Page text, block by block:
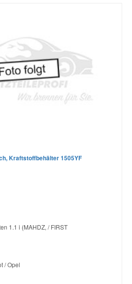
Kraftstoffbehälter 1505YF
1.1 i (MAHDZ, / FIRST
/ Opel